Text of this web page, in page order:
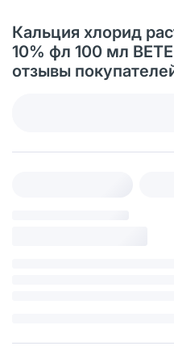
Кальция хлорид
10% фл 100 мл
отзывы